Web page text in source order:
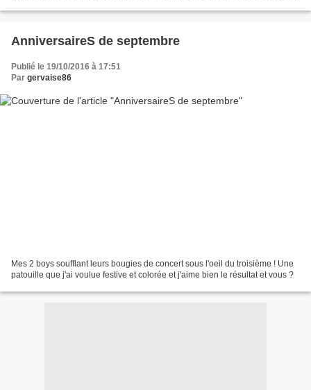
AnniversaireS de septembre
Publié le 19/10/2016 à 17:51
Par gervaise86
Mes 2 boys soufflant leurs bougies de concert sous l'oeil du troisième ! Une
patouille que j'ai voulue festive et colorée et j'aime bien le résultat et vous ?